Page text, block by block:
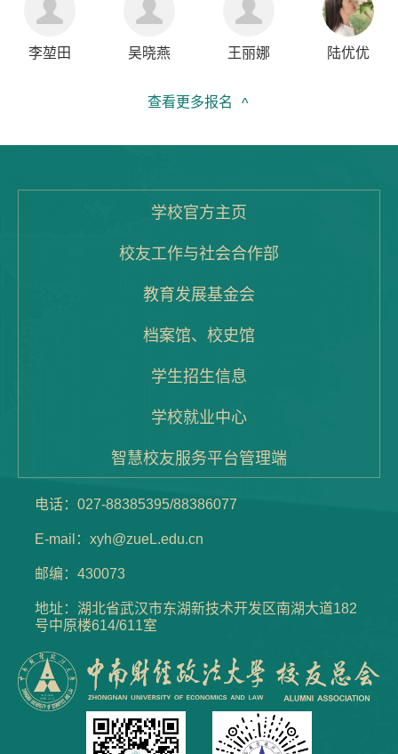
李堃田 吴晓燕 王丽娜 陆优优
李书婧 孙亿涵 洪欣然 李萌嫡
邹婧玲 刘胤宏
倪若菲 田蓉 欧阳雪辰
查看更多报名 ^
学校官方主页
校友工作与社会合作部
教育发展基金会
档案馆、校史馆
学生招生信息
学校就业中心
智慧校友服务平台管理端
电话：027-88385395/88386077
E-mail：xyh@zueL.edu.cn
邮编：430073
地址：湖北省武汉市东湖新技术开发区南湖大道182
号中原楼614/611室